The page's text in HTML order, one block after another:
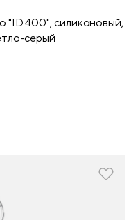
"ID 400", силиконовый,
серый